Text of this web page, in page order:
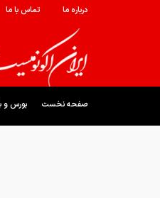
درباره ما تماس با ما
صفحه نخست بورس و